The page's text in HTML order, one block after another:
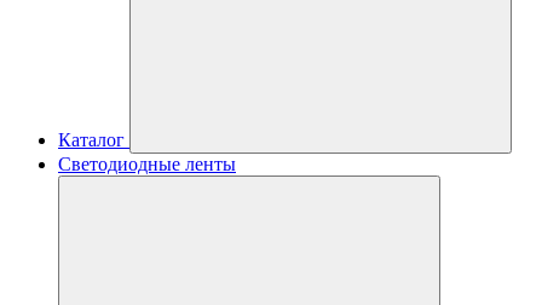
Каталог
Светодиодные ленты